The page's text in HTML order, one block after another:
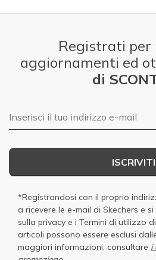
Registrati per
aggiornamenti ed
di
E-mail
ISCRIVITI
*Registrandosi con il proprio
a ricevere le e-mail di Skechers e
sulla privacy e i Termini di utilizzo
articoli possono essere esclusi
maggiori informazioni, consultare i